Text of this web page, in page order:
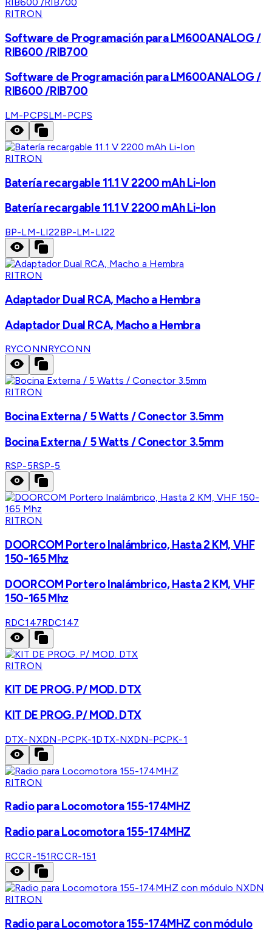
RITRON
Software de Programación para LM600ANALOG /
RIB600 /RIB700
Software de Programación para LM600ANALOG /
RIB600 /RIB700
LM-PCPSLM-PCPS
RITRON
Batería recargable 11.1 V 2200 mAh Li-Ion
Batería recargable 11.1 V 2200 mAh Li-Ion
BP-LM-LI22BP-LM-LI22
RITRON
Adaptador Dual RCA, Macho a Hembra
Adaptador Dual RCA, Macho a Hembra
RYCONNRYCONN
RITRON
Bocina Externa / 5 Watts / Conector 3.5mm
Bocina Externa / 5 Watts / Conector 3.5mm
RSP-5RSP-5
RITRON
DOORCOM Portero Inalámbrico, Hasta 2 KM, VHF
150-165 Mhz
DOORCOM Portero Inalámbrico, Hasta 2 KM, VHF
150-165 Mhz
RDC147RDC147
RITRON
KIT DE PROG. P/ MOD. DTX
KIT DE PROG. P/ MOD. DTX
DTX-NXDN-PCPK-1DTX-NXDN-PCPK-1
RITRON
Radio para Locomotora 155-174MHZ
Radio para Locomotora 155-174MHZ
RCCR-151RCCR-151
RITRON
Radio para Locomotora 155-174MHZ con módulo